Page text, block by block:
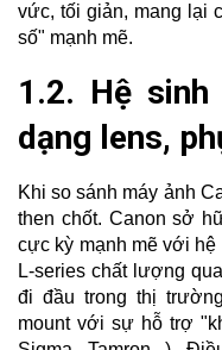
vức, tối giản, mang lại
số" mạnh mẽ.
1.2. Hệ
dạng lens,
Khi so sánh máy ảnh
then chốt. Canon sở
cực kỳ mạnh mẽ với
L-series chất lượng
đi đầu trong thị
mount với sự hỗ trợ